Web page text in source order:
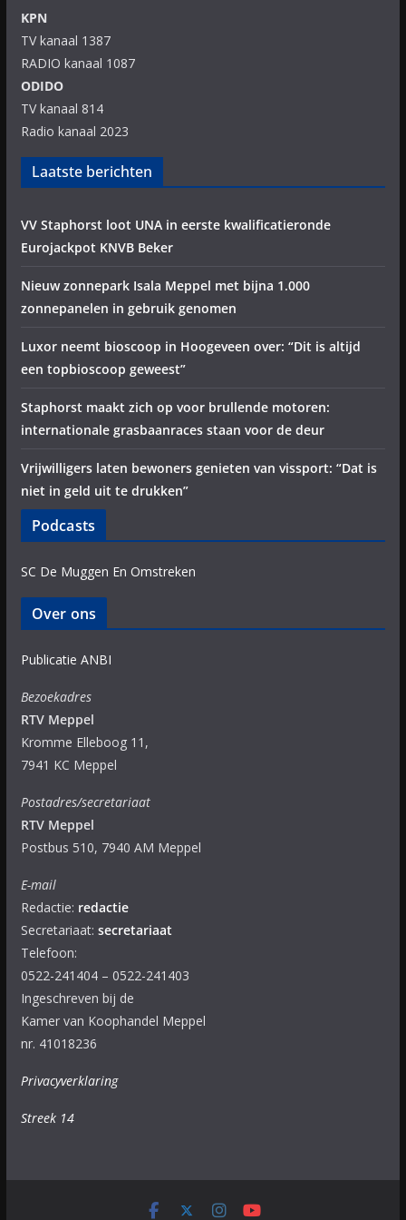
KPN
TV kanaal 1387
RADIO kanaal 1087
ODIDO
TV kanaal 814
Radio kanaal 2023
Laatste berichten
VV Staphorst loot UNA in eerste kwalificatieronde
Eurojackpot KNVB Beker
Nieuw zonnepark Isala Meppel met bijna 1.000
zonnepanelen in gebruik genomen
Luxor neemt bioscoop in Hoogeveen over: “Dit is altijd
een topbioscoop geweest”
Staphorst maakt zich op voor brullende motoren:
internationale grasbaanraces staan voor de deur
Vrijwilligers laten bewoners genieten van vissport: “Dat is
niet in geld uit te drukken”
Podcasts
SC De Muggen En Omstreken
Over ons
Publicatie ANBI
Bezoekadres
RTV Meppel
Kromme Elleboog 11,
7941 KC Meppel
Postadres/secretariaat
RTV Meppel
Postbus 510, 7940 AM Meppel
E-mail
Redactie: redactie
Secretariaat: secretariaat
Telefoon:
0522-241404 – 0522-241403
Ingeschreven bij de
Kamer van Koophandel Meppel
nr. 41018236
Privacyverklaring
Streek 14